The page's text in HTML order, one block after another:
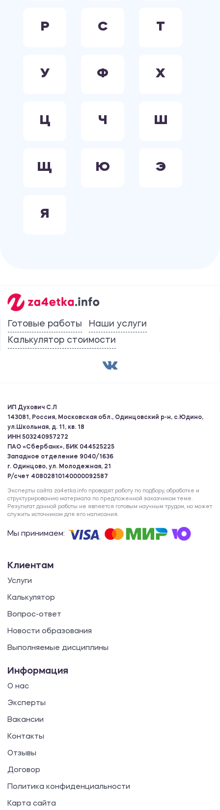
Р С Т
У Ф Х
Ц Ч Ш
Щ Ю Э
Я
Готовые работы
Наши услуги
Калькулятор стоимости
ИП Духович С.Л
143081, Россия, Московская обл., Одинцовский р-н, с.Юдино,
ул.Школьная, д. 11, кв. 18
ИНН 503240957272
ПАО «Сбербанк», БИК 044525225
Западное отделение 9040/1636
г. Одинцово, ул. Молодежная, 21
Р/счет 40802810140000092587
Эксперты сайта za4etka.info проводят работу по подбору, обработке и
структурированию материала по предложенной заказчиком теме.
Результат данной работы не является готовым научным трудом, но может
служить источником для его написания.
Мы принимаем:
Клиентам
Услуги
Калькулятор
Вопрос-ответ
Новости образования
Выполняемые дисциплины
Информация
О нас
Эксперты
Вакансии
Контакты
Отзывы
Договор
Политика конфиденциальности
Карта сайта